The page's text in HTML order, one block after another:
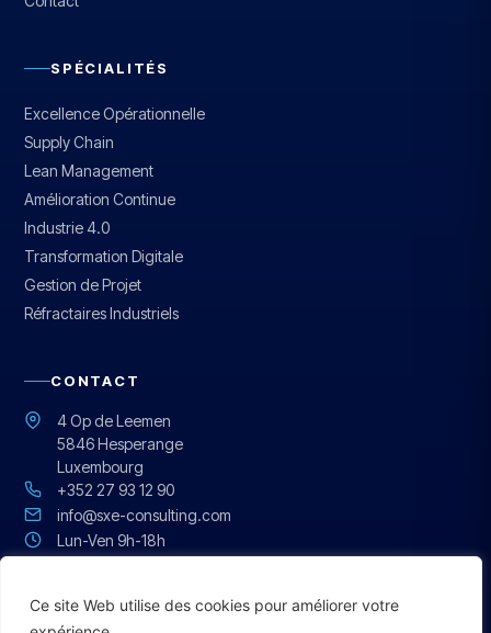
Ce site Web utilise des cookies pour améliorer votre
SPÉCIALITÉS
Excellence Opérationnelle
Supply Chain
Lean Management
Amélioration Continue
Industrie 4.0
Transformation Digitale
Gestion de Projet
Réfractaires Industriels
CONTACT
4 Op de Leemen
5846 Hesperange
Luxembourg
+352 27 93 12 90
info@sxe-consulting.com
Lun-Ven 9h-18h